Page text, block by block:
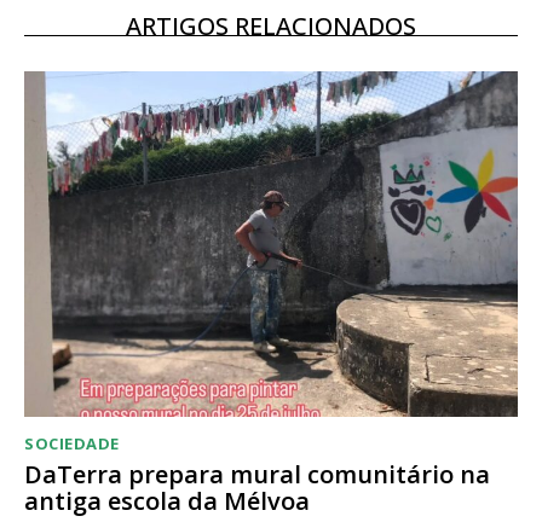
Acesso aos conteúdos Exclusivos para
Ofertas para assinatura anual
Escolha o plano
ARTIGOS RELACIONADOS
SOCIEDADE
DaTerra prepara mural comunitário na
antiga escola da Mélvoa